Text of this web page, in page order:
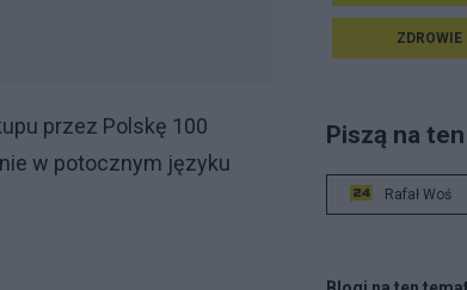
przez Polskę 100
w potocznym języku
ZDROWIE
Piszą na
Rafał Woś